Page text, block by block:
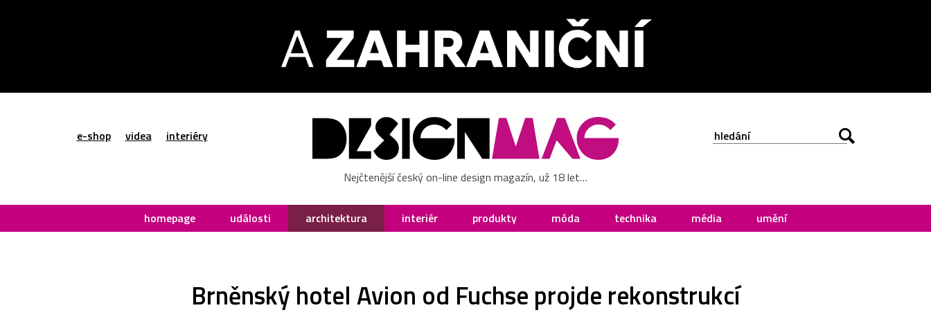
e-shop videa interiéry
Nejčtenější český on-line design magazín, už 18 let…
homepage události architektura interiér produkty móda technika média umění
Brněnský hotel Avion od Fuchse projde rekonstrukcí